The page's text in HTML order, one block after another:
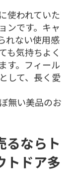
使われていた
ンです。キャ
れない使用感
も気持ちよく
す。フィール
して、長く愛
無い美品のお
るならト
トドア多